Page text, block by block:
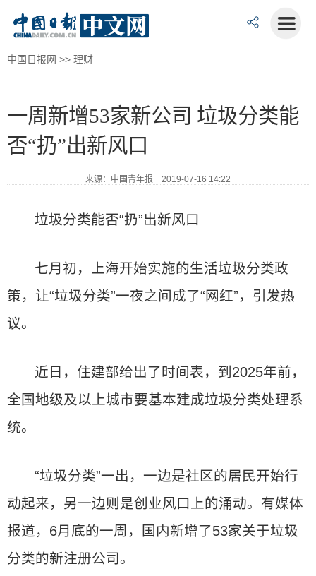
中国日报网 >> 理财
一周新增53家新公司 垃圾分类能
否“扔”出新风口
来源：中国青年报 2019-07-16 14:22
垃圾分类能否“扔”出新风口
七月初，上海开始实施的生活垃圾分类政
策，让“垃圾分类”一夜之间成了“网红”，引发热
议。
近日，住建部给出了时间表，到2025年前，
全国地级及以上城市要基本建成垃圾分类处理系
统。
“垃圾分类”一出，一边是社区的居民开始行
动起来，另一边则是创业风口上的涌动。有媒体
报道，6月底的一周，国内新增了53家关于垃圾
分类的新注册公司。